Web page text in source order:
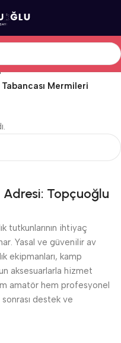
Tabancası Mermileri
Topçuoğlu
tutkunlarının ihtiyaç
Yasal ve güvenilir av
ekipmanları, kamp
aksesuarlarla hizmet
amatör hem profesyonel
destek ve